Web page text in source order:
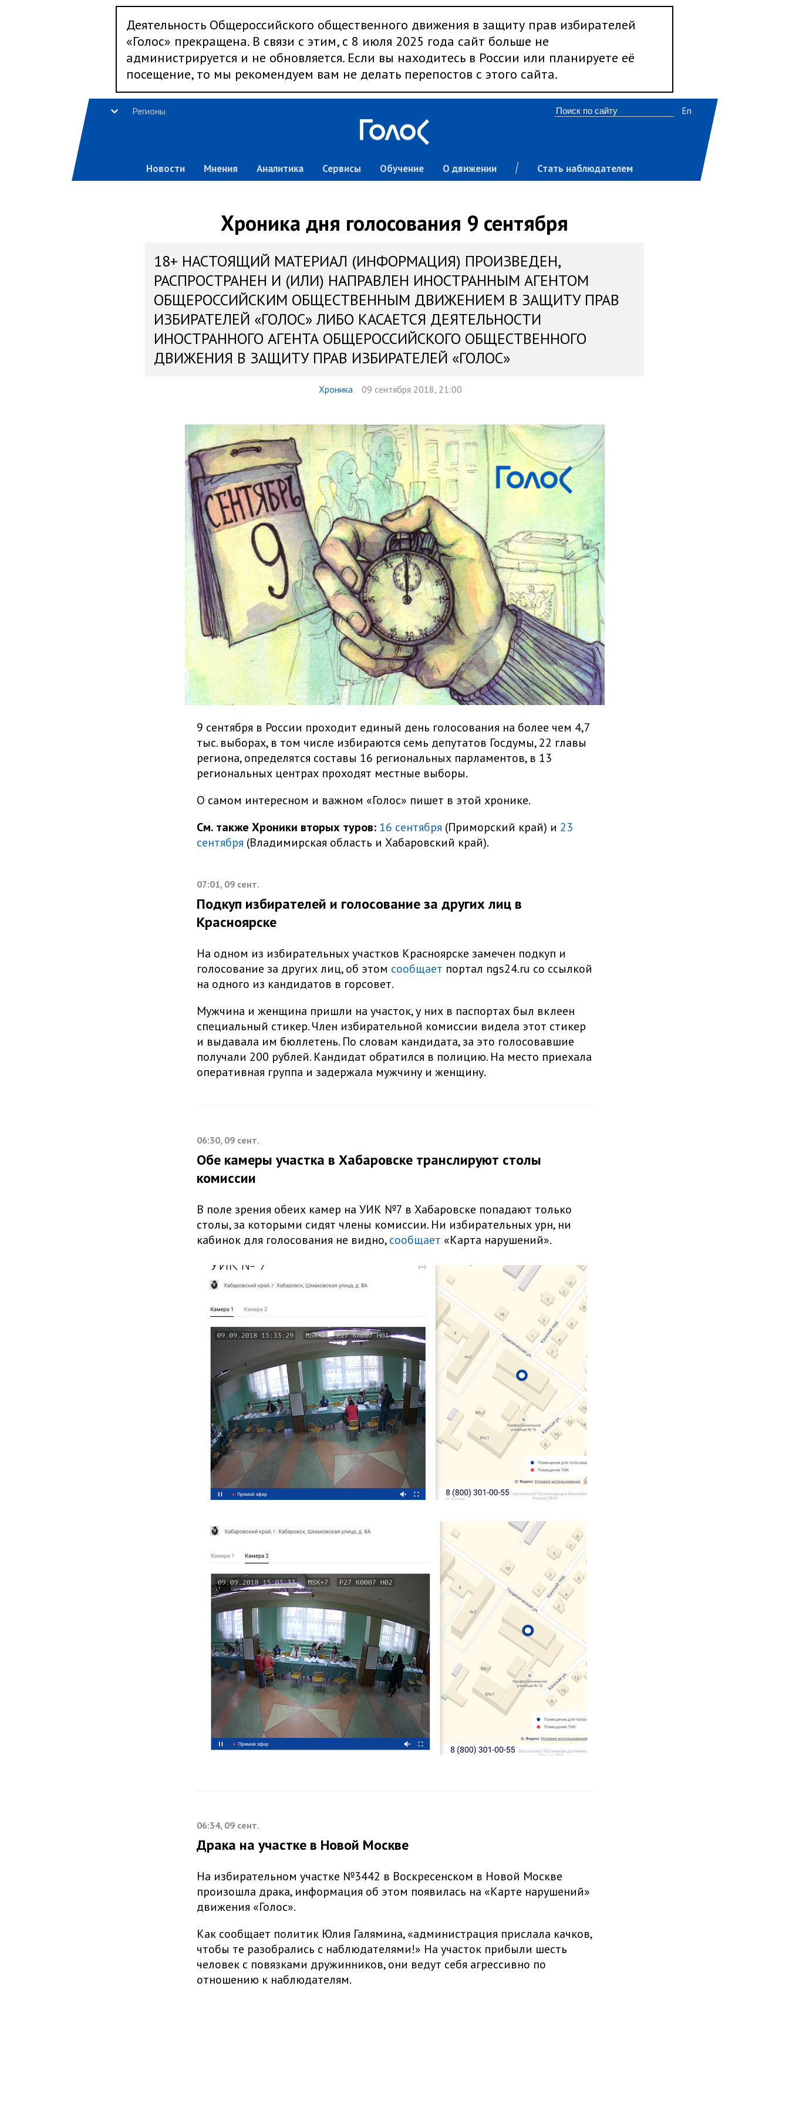
Деятельность Общероссийского общественного движения в защиту прав избирателей
«Голос» прекращена. В связи с этим, с 8 июля 2025 года сайт больше не
администрируется и не обновляется. Если вы находитесь в России или планируете её
посещение, то мы рекомендуем вам не делать перепостов с этого сайта.
Регионы
Новости Мнения Аналитика Сервисы Обучение О движении Стать наблюдателем
En
Хроника дня голосования 9 сентября
18+ НАСТОЯЩИЙ МАТЕРИАЛ (ИНФОРМАЦИЯ) ПРОИЗВЕДЕН,
РАСПРОСТРАНЕН И (ИЛИ) НАПРАВЛЕН ИНОСТРАННЫМ АГЕНТОМ
ОБЩЕРОССИЙСКИМ ОБЩЕСТВЕННЫМ ДВИЖЕНИЕМ В ЗАЩИТУ ПРАВ
ИЗБИРАТЕЛЕЙ «ГОЛОС» ЛИБО КАСАЕТСЯ ДЕЯТЕЛЬНОСТИ
ИНОСТРАННОГО АГЕНТА ОБЩЕРОССИЙСКОГО ОБЩЕСТВЕННОГО
ДВИЖЕНИЯ В ЗАЩИТУ ПРАВ ИЗБИРАТЕЛЕЙ «ГОЛОС»
Хроника 09 сентября 2018, 21:00
9 сентября в России проходит единый день голосования на более чем 4,7
тыс. выборах, в том числе избираются семь депутатов Госдумы, 22 главы
региона, определятся составы 16 региональных парламентов, в 13
региональных центрах проходят местные выборы.
О самом интересном и важном «Голос» пишет в этой хронике.
См. также Хроники вторых туров: 16 сентября (Приморский край) и 23
сентября (Владимирская область и Хабаровский край).
07:01, 09 сент.
Подкуп избирателей и голосование за других лиц в
Красноярске
На одном из избирательных участков Красноярске замечен подкуп и
голосование за других лиц, об этом сообщает портал ngs24.ru со ссылкой
на одного из кандидатов в горсовет.
Мужчина и женщина пришли на участок, у них в паспортах был вклеен
специальный стикер. Член избирательной комиссии видела этот стикер
и выдавала им бюллетень. По словам кандидата, за это голосовавшие
получали 200 рублей. Кандидат обратился в полицию. На место приехала
оперативная группа и задержала мужчину и женщину.
06:30, 09 сент.
Обе камеры участка в Хабаровске транслируют столы
комиссии
В поле зрения обеих камер на УИК №7 в Хабаровске попадают только
столы, за которыми сидят члены комиссии. Ни избирательных урн, ни
кабинок для голосования не видно,сообщает «Карта нарушений».
06:34, 09 сент.
Драка на участке в Новой Москве
На избирательном участке №3442 в Воскресенском в Новой Москве
произошла драка, информация об этом появилась на «Карте нарушений»
движения «Голос».
Как сообщает политик Юлия Галямина, «администрация прислала качков,
чтобы те разобрались с наблюдателями!» На участок прибыли шесть
человек с повязками дружинников, они ведут себя агрессивно по
отношению к наблюдателям.